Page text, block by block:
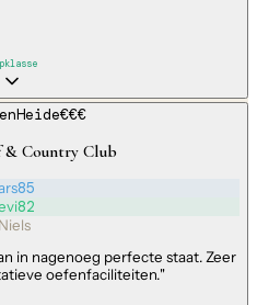
Heide€€€
& Country Club
85
82
Niels
in nagenoeg perfecte staat. Zeer
oefenfaciliteiten."